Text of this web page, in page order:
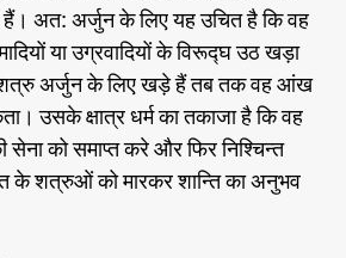
आ
ज
का
वि
श्व
,
भा
ग
हैं। अत: अर्जुन के लिए यह उचित है कि वह
या उग्रवादियों के विरूद्घ उठ खड़ा
शत्रु अर्जुन के लिए खड़े हैं तब तक वह आंख
उसके क्षात्र धर्म का तकाजा है कि वह
को समाप्त करे और फिर निश्चिन्त
के शत्रुओं को मारकर शान्ति का अनुभव